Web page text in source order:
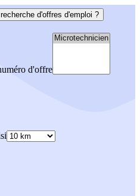
d'offres d'emploi ?
d'offre